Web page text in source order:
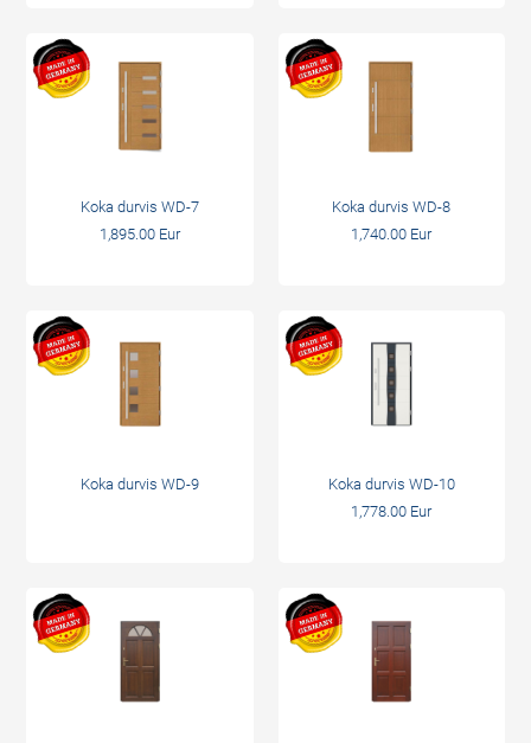
Koka durvis WD-7
1,895.00 Eur
Koka durvis WD-8
1,740.00 Eur
Koka durvis WD-9
Koka durvis WD-10
1,778.00 Eur